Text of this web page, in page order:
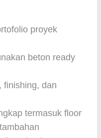
proyek
beton ready
finishing, dan
termasuk floor